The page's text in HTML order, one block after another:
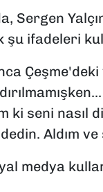
Sergen
şu ifadeleri
Çeşme'deki
ki seni nasıl
Aldım
medya